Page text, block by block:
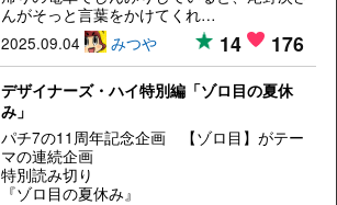
んがそっと言葉をかけてくれ…
2025.09.04
みつや 14 176
デザイナーズ・ハイ特別編「ゾロ目の夏休
み」
パチ7の11周年記念企画 【ゾロ目】がテー
マの連続企画
特別読み切り
『ゾロ目の夏休み』